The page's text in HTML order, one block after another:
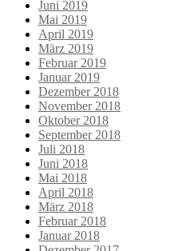
Juni 2019
Mai 2019
April 2019
März 2019
Februar 2019
Januar 2019
Dezember 2018
November 2018
Oktober 2018
September 2018
Juli 2018
Juni 2018
Mai 2018
April 2018
März 2018
Februar 2018
Januar 2018